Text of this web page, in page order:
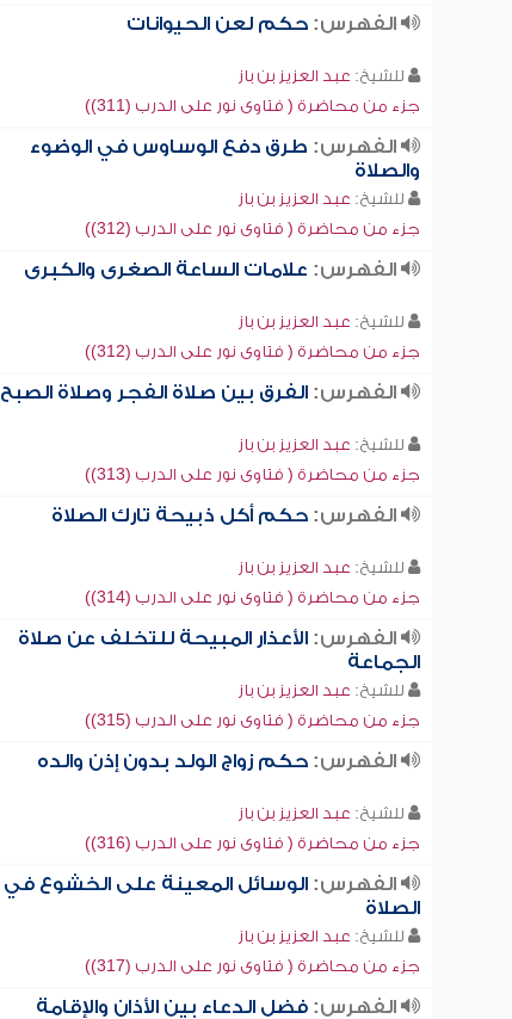
الفهرس:حكم لعن الحيوانات
للشيخ: عبد العزيز بن باز
جزء من محاضرة ( فتاوى نور على الدرب (311))
الفهرس: طرق دفع الوساوس في الوضوء
والصلاة
للشيخ: عبد العزيز بن باز
جزء من محاضرة ( فتاوى نور على الدرب (312))
الفهرس: علامات الساعة الصغرى والكبرى
للشيخ: عبد العزيز بن باز
جزء من محاضرة ( فتاوى نور على الدرب (312))
الفهرس:الفرق بين صلاة الفجر وصلاة الصبح
للشيخ: عبد العزيز بن باز
جزء من محاضرة ( فتاوى نور على الدرب (313))
الفهرس:حكم أكل ذبيحة تارك الصلاة
للشيخ: عبد العزيز بن باز
جزء من محاضرة ( فتاوى نور على الدرب (314))
الفهرس:الأعذار المبيحة للتخلف عن صلاة
الجماعة
للشيخ: عبد العزيز بن باز
جزء من محاضرة ( فتاوى نور على الدرب (315))
الفهرس:حكم زواج الولد بدون إذن والده
للشيخ: عبد العزيز بن باز
جزء من محاضرة ( فتاوى نور على الدرب (316))
الفهرس:الوسائل المعينة على الخشوع في
الصلاة
للشيخ: عبد العزيز بن باز
جزء من محاضرة ( فتاوى نور على الدرب (317))
الفهرس:فضل الدعاء بين الأذان والإقامة